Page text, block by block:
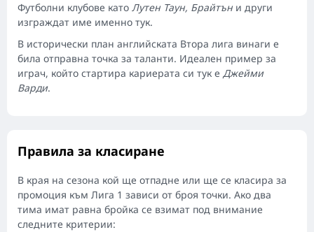
Футболни клубове като Лутен Таун, Брайтън и други
изграждат име именно тук.
В исторически план английската Втора лига винаги е
била отправна точка за таланти. Идеален пример за
играч, който стартира кариерата си тук е Джейми
Варди.
Правила за класиране
В края на сезона кой ще отпадне или ще се класира за
промоция към Лига 1 зависи от броя точки. Ако два
тима имат равна бройка се взимат под внимание
следните критерии: